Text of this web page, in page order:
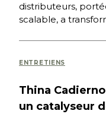
distributeurs,
scalable, a
ENTRETIENS
Thina
un catalyseur